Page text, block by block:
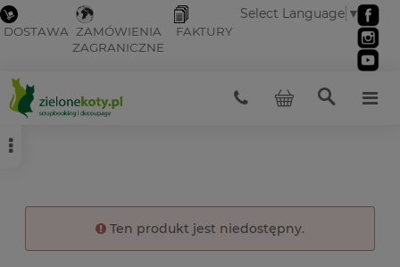
DOSTAWA ZAMÓWIENIA
ZAGRANICZNE
FAKTURY
Select Language ▼
Ten produkt jest niedostępny.